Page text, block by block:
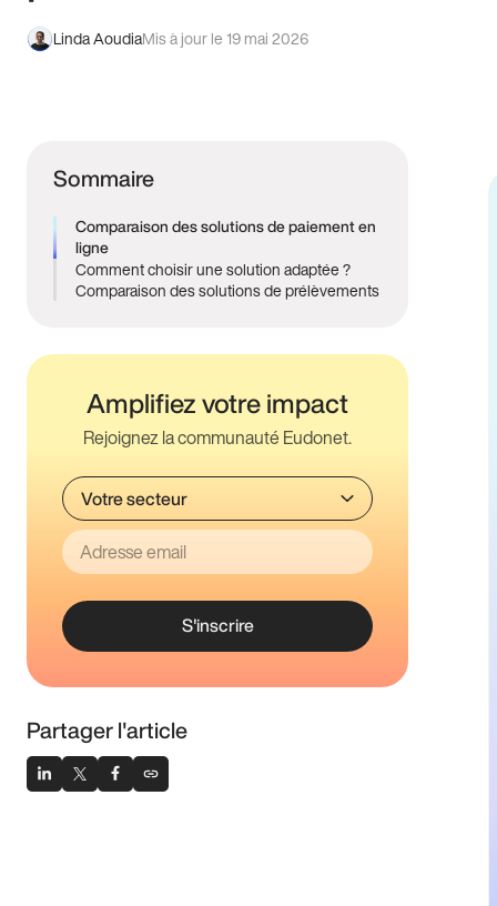
Linda AoudiaMis à jour le 19 mai 2026
Sommaire
Comparaison des solutions de paiement en
ligne
Comment choisir une solution adaptée ?
Comparaison des solutions de prélèvements
Amplifiez votre impact
Rejoignez la communauté Eudonet.
S'inscrire
Partager l'article